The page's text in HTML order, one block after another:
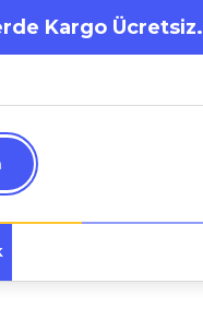
Kargo Ücretsiz.